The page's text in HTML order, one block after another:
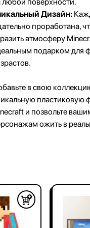
Дизайн:
проработана,
атмосферу
подарком для
в свою
пластиковую
и позвольте
ожить в